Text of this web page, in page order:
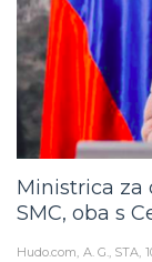
Ministrica za
SMC, oba s
Hudo.com A. G., STA